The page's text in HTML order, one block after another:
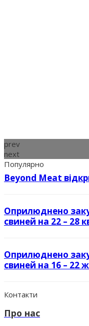
prev
next
Популярно
Beyond Meat
Оприлюднено
свиней на 22 – 28
Оприлюднено
свиней на 16 – 22
Контакти
Про нас